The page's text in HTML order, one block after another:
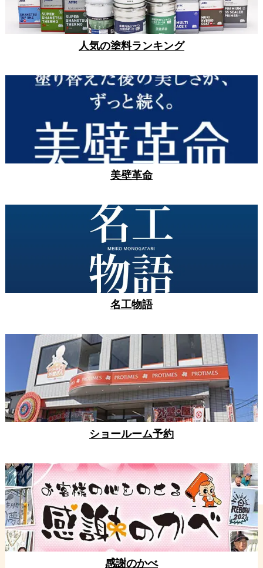
人気の塗料ランキング
美壁革命
名工物語
ショールーム予約
感謝のかべ